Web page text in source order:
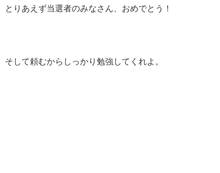
とりあえず当選者のみなさん、おめでとう！
そして頼むからしっかり勉強してくれよ。